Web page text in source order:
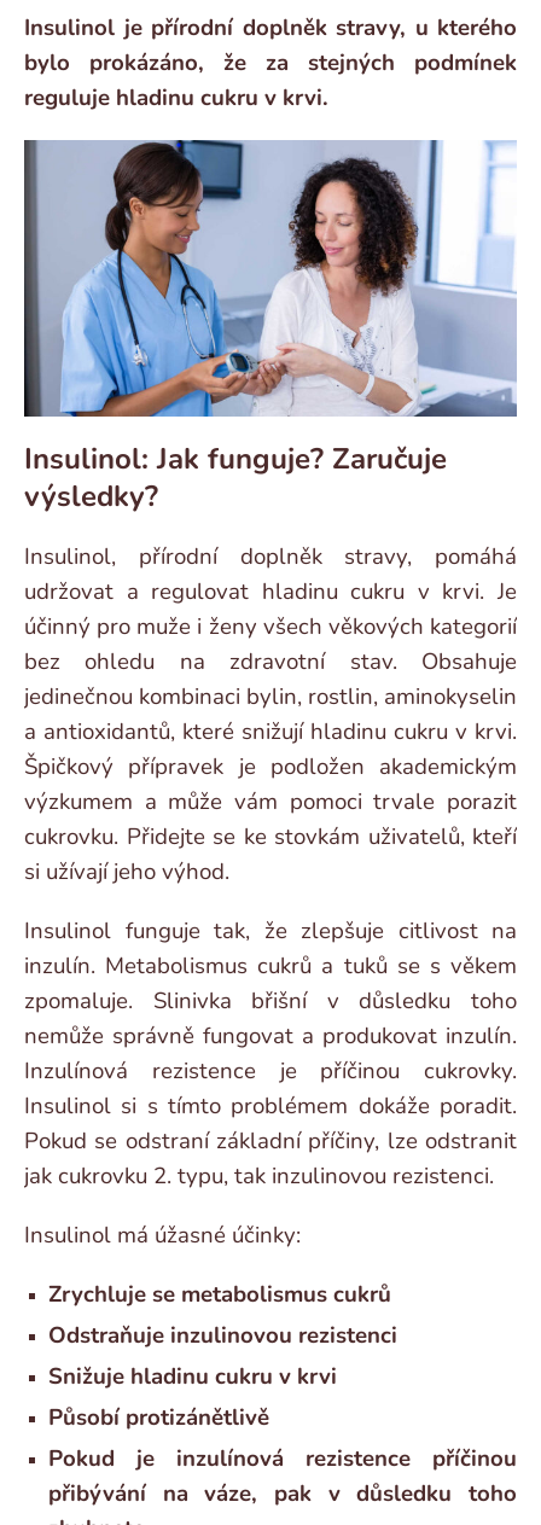
Insulinol je přírodní doplněk stravy, u kterého
bylo prokázáno, že za stejných podmínek
reguluje hladinu cukru v krvi.
Insulinol: Jak funguje? Zaručuje
výsledky?
Insulinol, přírodní doplněk stravy, pomáhá
udržovat a regulovat hladinu cukru v krvi. Je
účinný pro muže i ženy všech věkových kategorií
bez ohledu na zdravotní stav. Obsahuje
jedinečnou kombinaci bylin, rostlin, aminokyselin
a antioxidantů, které snižují hladinu cukru v krvi.
Špičkový přípravek je podložen akademickým
výzkumem a může vám pomoci trvale porazit
cukrovku. Přidejte se ke stovkám uživatelů, kteří
si užívají jeho výhod.
Insulinol funguje tak, že zlepšuje citlivost na
inzulín. Metabolismus cukrů a tuků se s věkem
zpomaluje. Slinivka břišní v důsledku toho
nemůže správně fungovat a produkovat inzulín.
Inzulínová rezistence je příčinou cukrovky.
Insulinol si s tímto problémem dokáže poradit.
Pokud se odstraní základní příčiny, lze odstranit
jak cukrovku 2. typu, tak inzulinovou rezistenci.
Insulinol má úžasné účinky:
Zrychluje se metabolismus cukrů
Odstraňuje inzulinovou rezistenci
Snižuje hladinu cukru v krvi
Působí protizánětlivě
Pokud je inzulínová rezistence příčinou
přibývání na váze, pak v důsledku toho